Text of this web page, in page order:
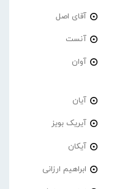
آقای اصل
آنست
آوان
آیان
آیریک بویز
آیکان
ابراهیم ارزانی